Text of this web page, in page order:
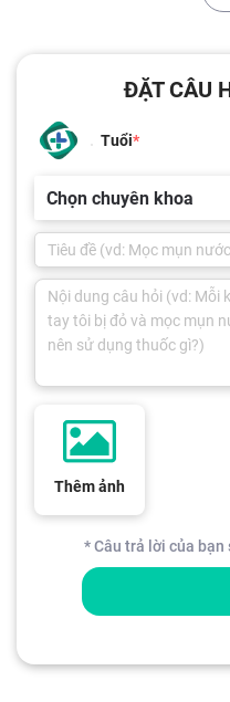
ĐẶT CÂU
Tuổi
Chọn chuyên khoa
Thêm ảnh
* Câu trả lời của